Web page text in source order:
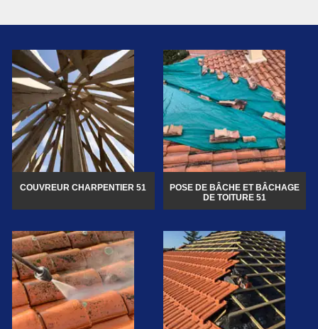
COUVREUR CHARPENTIER 51
POSE DE BÂCHE ET BÂCHAGE
DE TOITURE 51